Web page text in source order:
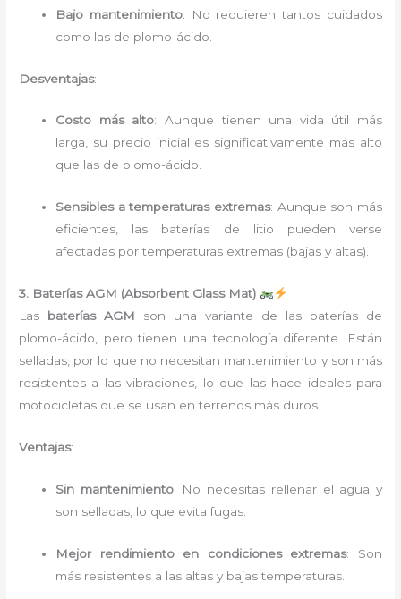
Bajo mantenimiento: No requieren tantos cuidados
como las de plomo-ácido.
Desventajas:
Costo más alto: Aunque tienen una vida útil más
larga, su precio inicial es significativamente más alto
que las de plomo-ácido.
Sensibles a temperaturas extremas: Aunque son más
eficientes, las baterías de litio pueden verse
afectadas por temperaturas extremas (bajas y altas).
3. Baterías AGM (Absorbent Glass Mat)
Las baterías AGM son una variante de las baterías de
plomo-ácido, pero tienen una tecnología diferente. Están
selladas, por lo que no necesitan mantenimiento y son más
resistentes a las vibraciones, lo que las hace ideales para
motocicletas que se usan en terrenos más duros.
Ventajas:
Sin mantenimiento: No necesitas rellenar el agua y
son selladas, lo que evita fugas.
Mejor rendimiento en condiciones extremas: Son
más resistentes a las altas y bajas temperaturas.